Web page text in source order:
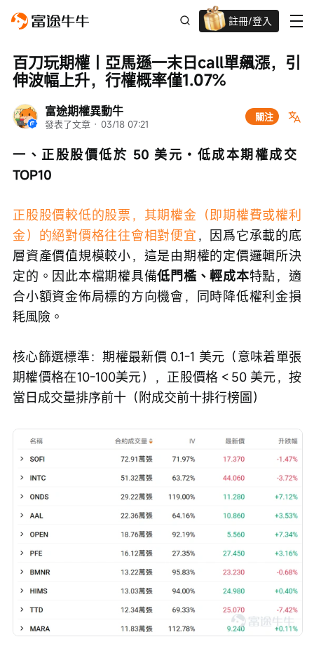
註冊/登入
迎新驚喜賞 股票/BTC等任你揀!
富途期權異動牛
發表了文章 · 03/18 07:21
關注
百刀玩期權丨亞馬遜一末日call單飆漲，引
伸波幅上升，行權概率僅1.07%
一、正股股價低於 50 美元・低成本期權成交
TOP10
正股股價較低的股票，其期權金（即期權費或權利
金）的絕對價格往往會相對便宜 ，因爲它承載的底
層資產價值規模較小，這是由期權的定價邏輯所決
定的。因此本檔期權具備低門檻、輕成本特點，適
合小額資金佈局標的方向機會，同時降低權利金損
耗風險。
核心篩選標準：期權最新價 0.1-1 美元（意味着單張
期權價格在10-100美元），正股價格＜50 美元，按
當日成交量排序前十（附成交前十排行榜圖）